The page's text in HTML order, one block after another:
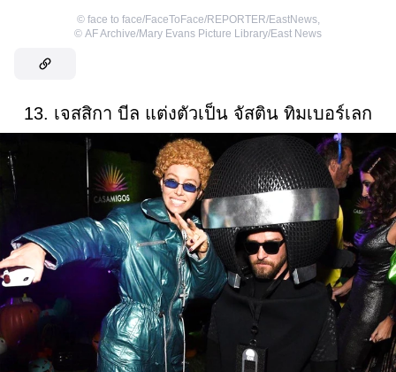
© face to face/FaceToFace/REPORTER/EastNews,
© AF Archive/Mary Evans Picture Library/East News
13. เจสสิกา บีล แต่งตัวเป็น จัสติน ทิมเบอร์เลก